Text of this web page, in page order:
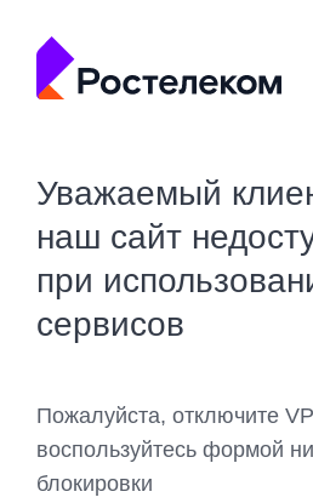
Уважаемый
наш сайт
при
сервисов
Пожалуйста, отключите
воспользуйтесь формой
блокировки